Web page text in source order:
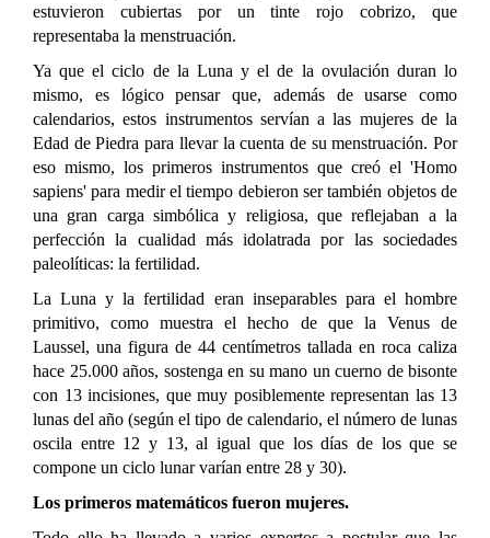
estuvieron cubiertas por un tinte rojo cobrizo, que
representaba la menstruación.
Ya que el ciclo de la Luna y el de la ovulación duran lo
mismo, es lógico pensar que, además de usarse como
calendarios, estos instrumentos servían a las mujeres de la
Edad de Piedra para llevar la cuenta de su menstruación. Por
eso mismo, los primeros instrumentos que creó el 'Homo
sapiens' para medir el tiempo debieron ser también objetos de
una gran carga simbólica y religiosa, que reflejaban a la
perfección la cualidad más idolatrada por las sociedades
paleolíticas: la fertilidad.
La Luna y la fertilidad eran inseparables para el hombre
primitivo, como muestra el hecho de que la Venus de
Laussel, una figura de 44 centímetros tallada en roca caliza
hace 25.000 años, sostenga en su mano un cuerno de bisonte
con 13 incisiones, que muy posiblemente representan las 13
lunas del año (según el tipo de calendario, el número de lunas
oscila entre 12 y 13, al igual que los días de los que se
compone un ciclo lunar varían entre 28 y 30).
Los primeros matemáticos fueron mujeres.